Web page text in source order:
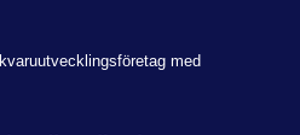
med